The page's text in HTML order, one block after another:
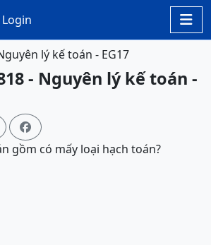

Login
lý kế toán - EG17
- Nguyên lý kế toán -

gồm có mấy loại hạch toán?